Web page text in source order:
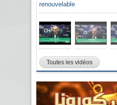
renouvelable
Toutes les vidéos